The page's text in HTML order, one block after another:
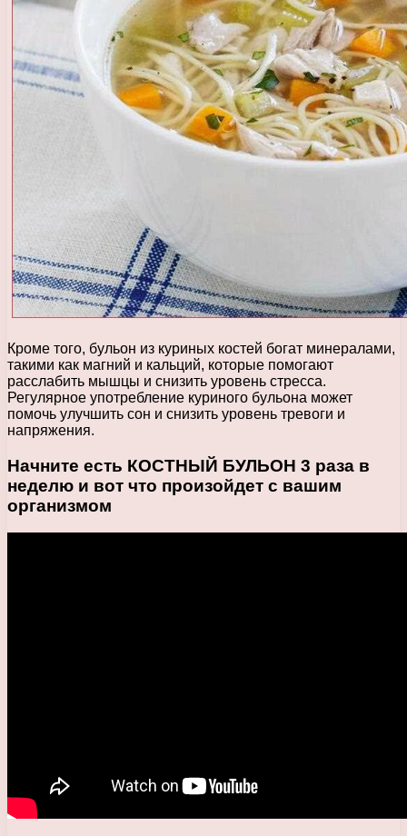
Кроме того, бульон из куриных костей богат минералами,
такими как магний и кальций, которые помогают
расслабить мышцы и снизить уровень стресса.
Регулярное употребление куриного бульона может
помочь улучшить сон и снизить уровень тревоги и
напряжения.
Начните есть КОСТНЫЙ БУЛЬОН 3 раза в
неделю и вот что произойдет с вашим
организмом